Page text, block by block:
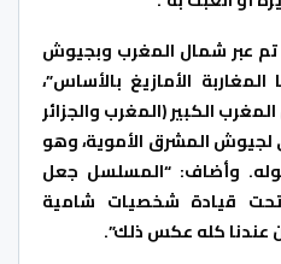
عبر شمال المغرب وبجيوش
الأمازيغ بالأساس”،
الكبير (المغرب والجزائر
المشرق الأموية، وهو
وأضاف: “المسلسل جعل
تحت قيادة شخصيات شامية
عندنا كله عكس ذلك”.